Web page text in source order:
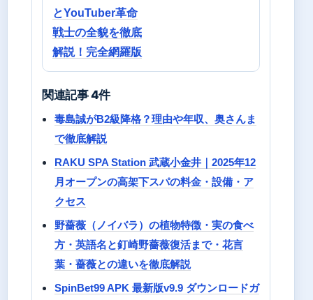
とYouTuber革命
戦士の全貌を徹底
解説！完全網羅版
関連記事 4件
毒島誠がB2級降格？理由や年収、奥さんま
で徹底解説
RAKU SPA Station 武蔵小金井｜2025年12
月オープンの高架下スパの料金・設備・ア
クセス
野薔薇（ノイバラ）の植物特徴・実の食べ
方・英語名と釘崎野薔薇復活まで・花言
葉・薔薇との違いを徹底解説
SpinBet99 APK 最新版v9.9 ダウンロードガ